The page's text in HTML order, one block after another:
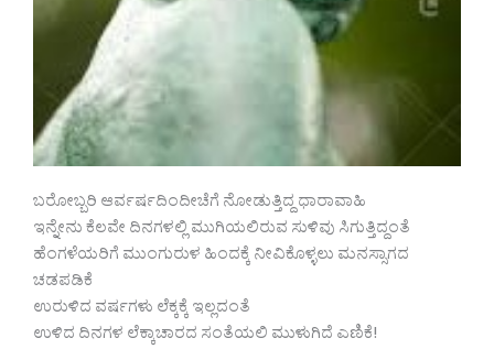
ಬರೋಬ್ಬರಿ ಆರ್ವರ್ಷದಿಂದೀಚೆಗೆ ನೋಡುತ್ತಿದ್ದ ಧಾರಾವಾಹಿ
ಇನ್ನೇನು ಕೆಲವೇ ದಿನಗಳಲ್ಲಿ ಮುಗಿಯಲಿರುವ ಸುಳಿವು ಸಿಗುತ್ತಿದ್ದಂತೆ
ಹೆಂಗಳೆಯರಿಗೆ ಮುಂಗುರುಳ ಹಿಂದಕ್ಕೆ ನೀವಿಕೊಳ್ಳಲು ಮನಸ್ಸಾಗದ
ಚಡಪಡಿಕೆ
ಉರುಳಿದ ವರ್ಷಗಳು ಲೆಕ್ಕಕ್ಕೆ ಇಲ್ಲದಂತೆ
ಉಳಿದ ದಿನಗಳ ಲೆಕ್ಕಾಚಾರದ ಸಂತೆಯಲಿ ಮುಳುಗಿದೆ ಎಣಿಕೆ!